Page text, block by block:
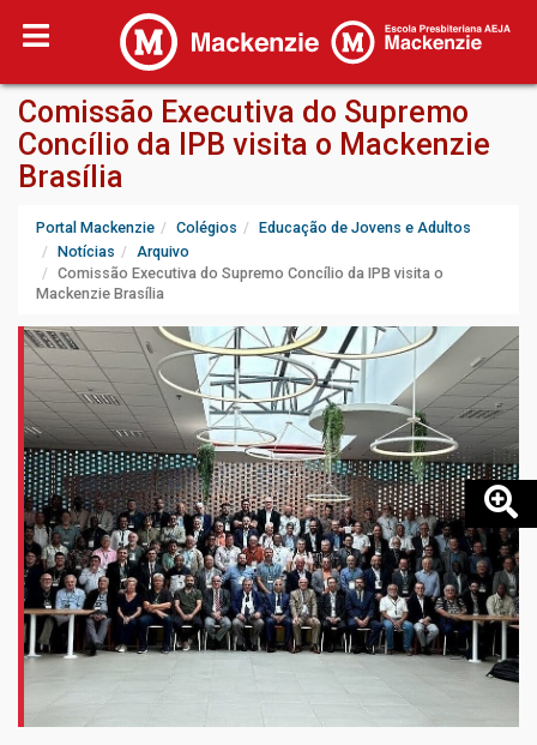
Comissão Executiva do Supremo
Concílio da IPB visita o Mackenzie
Brasília
Portal Mackenzie Colégios
Educação de Jovens e Adultos
Notícias
Arquivo
Comissão Executiva do Supremo Concílio da IPB visita o
Mackenzie Brasília